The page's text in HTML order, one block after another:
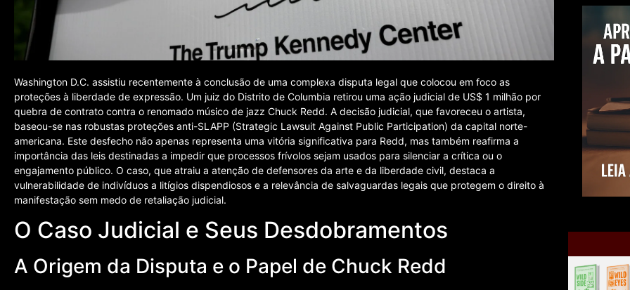
Washington D.C. assistiu recentemente à conclusão de uma complexa disputa legal que colocou em foco as
proteções à liberdade de expressão. Um juiz do Distrito de Columbia retirou uma ação judicial de US$ 1 milhão por
quebra de contrato contra o renomado músico de jazz Chuck Redd. A decisão judicial, que favoreceu o artista,
baseou-se nas robustas proteções anti-SLAPP (Strategic Lawsuit Against Public Participation) da capital norte-
americana. Este desfecho não apenas representa uma vitória significativa para Redd, mas também reafirma a
importância das leis destinadas a impedir que processos frívolos sejam usados para silenciar a crítica ou o
engajamento público. O caso, que atraiu a atenção de defensores da arte e da liberdade civil, destaca a
vulnerabilidade de indivíduos a litígios dispendiosos e a relevância de salvaguardas legais que protegem o direito à
manifestação sem medo de retaliação judicial.
O Caso Judicial e Seus Desdobramentos
A Origem da Disputa e o Papel de Chuck Redd